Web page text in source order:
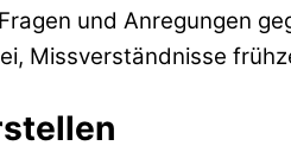
und Anregungen
Missverständnisse